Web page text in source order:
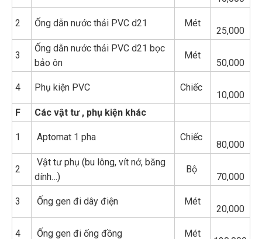
2 Ống dẫn nước thải PVC d21 Mét
25,000
3
Ống dẫn nước thải PVC d21 bọc
bảo ôn
Mét
50,000
4 Phụ kiện PVC Chiếc
10,000
F
Các vật tư , phụ kiện khác
1 Aptomat 1 pha Chiếc
80,000
2
Vật tư phụ (bu lông, vít nở, băng
dính…)
Bộ
70,000
3 Ống gen đi dây điện Mét
20,000
4 Ống gen đi ống đồng Mét